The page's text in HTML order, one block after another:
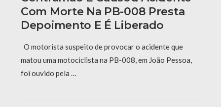
Com Morte Na PB-008 Presta
Depoimento E É Liberado
O motorista suspeito de provocar o acidente que
matou uma motociclista na PB-008, em João Pessoa,
foi ouvido pela …